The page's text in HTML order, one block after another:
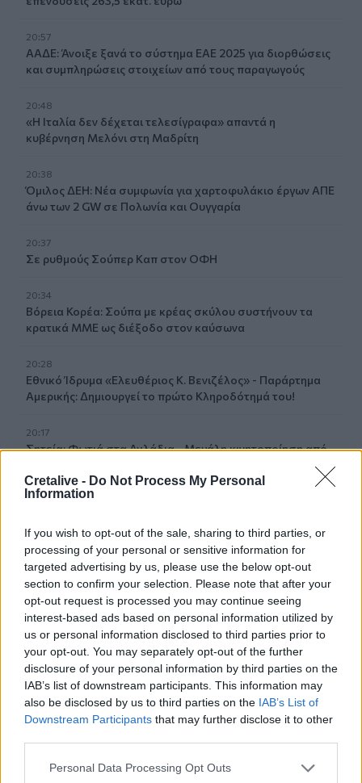
Cretalive - Do Not Process My Personal
Information
If you wish to opt-out of the sale, sharing to third parties, or
processing of your personal or sensitive information for
targeted advertising by us, please use the below opt-out
section to confirm your selection. Please note that after your
opt-out request is processed you may continue seeing
interest-based ads based on personal information utilized by
us or personal information disclosed to third parties prior to
your opt-out. You may separately opt-out of the further
disclosure of your personal information by third parties on the
IAB’s list of downstream participants. This information may
also be disclosed by us to third parties on the IAB’s List of
Downstream Participants that may further disclose it to other
Personal Data Processing Opt Outs
20:57
ΑΑΔΕ: Άνοιξε ξανά το σύστημα ΕΑΕ 2025 για διορθώσεις
και συμπληρώσεις στοιχείων από τους παραγωγούς
20:48
«Η Ιταλία δεν δέχεται τελεσίγραφα» απαντά η
κυβέρνηση Μελόνι στη Μαδρίτη
20:38
Όμιλος ΔΕΗ: Νέα συμφωνία για χαρτοφυλάκιο έργων ΑΠΕ
άνω των 2 GW σε Πολωνία και Ουγγαρία
20:37
Σε ρυθμούς Σούπερ Καπ στον ΟΦΗ
20:34
Βόρεια Κορέα: Σούπα με κρέας σκύλου συστήνουν τα
κρατικά ΜΜΕ ως διέξοδο στον καύσωνα
20:28
Εθνικό Ίδρυμα «Ελευθέριος Κ. Βενιζέλος» - Παράρτημα
Αμερικής: Δημιουργεί το πρώτο Κληροδότημά του!
20:17
Σητεία: Φωτιά στα Αχλάδια - Μεγάλη κινητοποίηση από
20:07
Καλλιθέα
19:59
Μαρούσι: Συνελήφθη 35χρονος με 106 συσκευασίες
χασίς σε προαύλιο χώρο σχολείου
19:55
Πάτρα: Θρήνος για μωράκι μόλις 8 ημερών –
Νοσηλευόταν στη ΜΕΘ Νεογνών
19:45
Καταβλήθηκαν 33.579.900 εκατ. ευρώ για την αγορά